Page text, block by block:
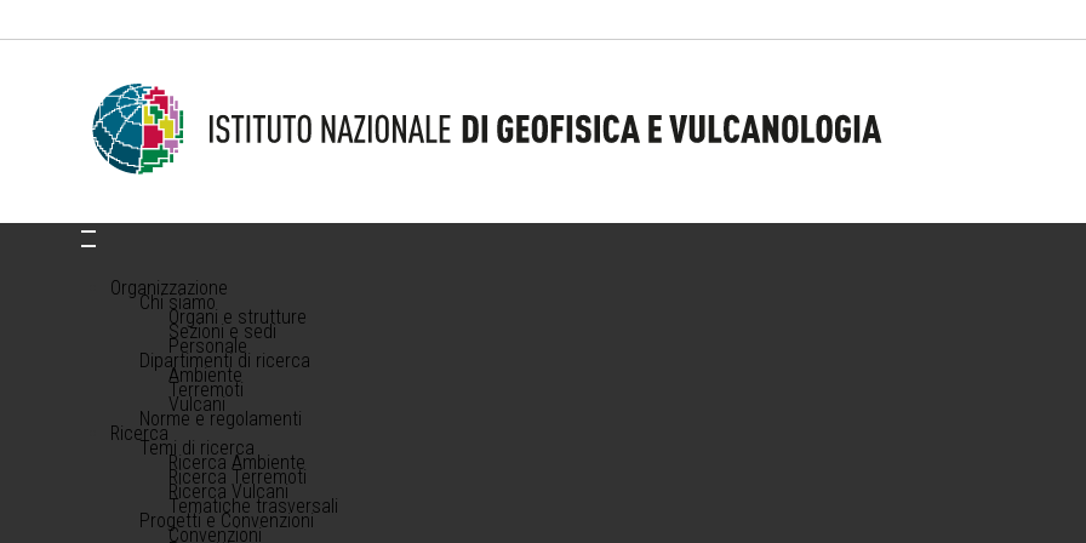
Organizzazione
Chi siamo
Organi e strutture
Sezioni e sedi
Personale
Dipartimenti di ricerca
Ambiente
Terremoti
Vulcani
Norme e regolamenti
Ricerca
Temi di ricerca
Ricerca Ambiente
Ricerca Terremoti
Ricerca Vulcani
Tematiche trasversali
Progetti e Convenzioni
Convenzioni